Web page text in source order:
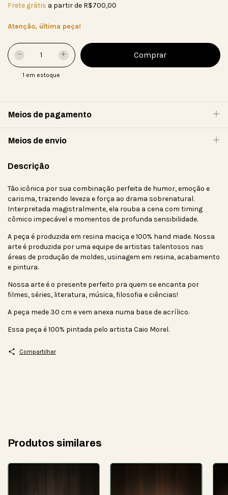
Frete grátis a partir de R$700,00
Atenção, última peça!
1 em estoque
Meios de pagamento
Meios de envio
Descrição
Tão icônica por sua combinação perfeita de humor, emoção e
carisma, trazendo leveza e força ao drama sobrenatural.
Interpretada magistralmente, ela rouba a cena com timing
cômico impecável e momentos de profunda sensibilidade.
A peça é produzida em resina maciça e 100% hand made. Nossa
arte é produzida por uma equipe de artistas talentosos nas
áreas de produção de moldes, usinagem em resina, acabamento
e pintura.
Nossa arte é o presente perfeito pra quem se encanta por
filmes, séries, literatura, música, filosofia e ciências!
A peça mede 30 cm e vem anexa numa base de acrílico.
Essa peça é 100% pintada pelo artista Caio Morel.
Compartilhar
Produtos similares